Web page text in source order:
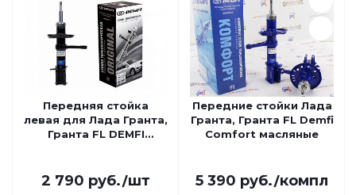
Передняя стойка
левая для Лада Гранта,
Гранта FL DEMFI
2 790 руб./шт
Передние стойки Лада
Гранта, Гранта FL Demfi
Comfort масляные
5 390 руб./компл